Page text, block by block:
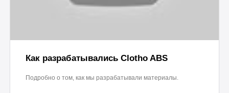
Как разрабатывались Clotho ABS
Подробно о том, как мы разрабатывали материалы.